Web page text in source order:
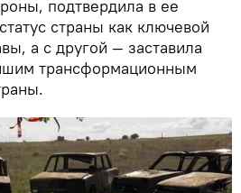
подтвердила в ее
страны как ключевой
а с другой — заставила
трансформационным